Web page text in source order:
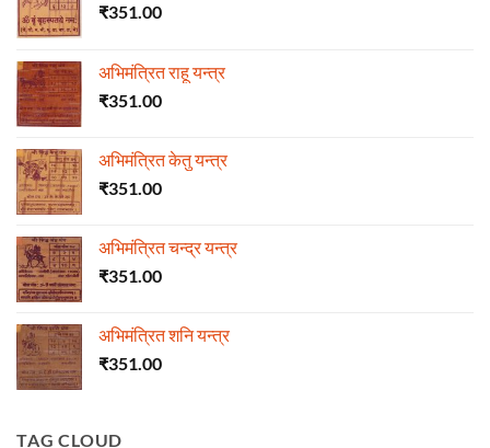
₹351.00
अभिमंत्रित राहू यन्त्र
₹351.00
अभिमंत्रित केतु यन्त्र
₹351.00
अभिमंत्रित चन्द्र यन्त्र
₹351.00
अभिमंत्रित शनि यन्त्र
₹351.00
TAG CLOUD